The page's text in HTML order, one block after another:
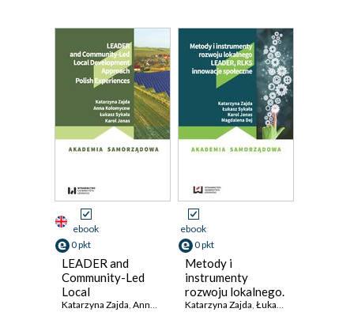
ebook
0 pkt
LEADER and
Community-Led
Local
Development
Katarzyna Zajda, Anna Kołomycew ,Łukasz Sykała,Karol Janas
ebook
0 pkt
Metody i
instrumenty
rozwoju lokalnego.
LEADER, RLKS,
Katarzyna Zajda, Łukasz Sykała